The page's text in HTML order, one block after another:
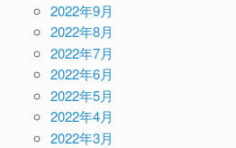
2022年9月
2022年8月
2022年7月
2022年6月
2022年5月
2022年4月
2022年3月